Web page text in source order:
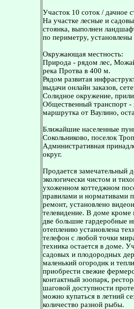
Участок 10 соток / дачное
На участке лесные и
стоянка, выполнен
по периметру, установлены
Окружающая местность:
Природа - рядом лес,
река Протва в 400 м.
Рядом развитая
выдачи онлайн заказов,
Солидное окружение,
Общественный транспорт
маршрутка от Ваулино,
Ближайшие населенные
Сокольниково, поселок
Административная
округ.
Продается замечательный
экологически чистом и
ухоженном коттеджном
правилами и нормативами
ремонт, установлено
телевидение. В доме кроме
две большие гардеробные
отеплению установлена
телефон с любой точки
техника остается в доме.
садовых и плодородных
маленький огородик и
приобрести свежие
контактный зоопарк,
шаговой доступности
можно купаться в летний
количество разной рыбы.